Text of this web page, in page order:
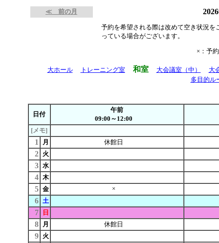
≪ 前の月
予約を希望される際は改めて空き状況
っている場合がございます。
×：予
大ホール トレーニング室 和室 大会議室（中）
大
多目的ル
日付
午前
09:00～12:00
[メモ]
1 月 休館日
2 火
3 水
4 木
5 金 ×
6 土
7 日
8 月 休館日
9 火